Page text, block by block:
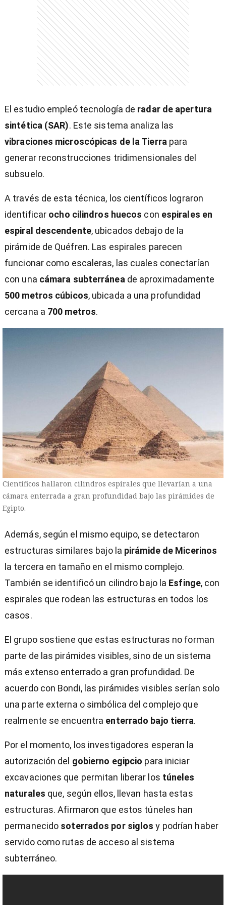
El estudio empleó tecnología de radar de apertura
sintética (SAR). Este sistema analiza las
vibraciones microscópicas de la Tierra para
generar reconstrucciones tridimensionales del
subsuelo.
A través de esta técnica, los científicos lograron
identificar ocho cilindros huecos con espirales en
espiral descendente, ubicados debajo de la
pirámide de Quéfren. Las espirales parecen
funcionar como escaleras, las cuales conectarían
con una cámara subterránea de aproximadamente
500 metros cúbicos, ubicada a una profundidad
cercana a 700 metros.
Científicos hallaron cilindros espirales que llevarían a una
cámara enterrada a gran profundidad bajo las pirámides de
Egipto.
Además, según el mismo equipo, se detectaron
estructuras similares bajo la pirámide de Micerinos
la tercera en tamaño en el mismo complejo.
También se identificó un cilindro bajo la Esfinge, con
espirales que rodean las estructuras en todos los
casos.
El grupo sostiene que estas estructuras no forman
parte de las pirámides visibles, sino de un sistema
más extenso enterrado a gran profundidad. De
acuerdo con Bondi, las pirámides visibles serían solo
una parte externa o simbólica del complejo que
realmente se encuentra enterrado bajo tierra.
Por el momento, los investigadores esperan la
autorización del gobierno egipcio para iniciar
excavaciones que permitan liberar los túneles
naturales que, según ellos, llevan hasta estas
estructuras. Afirmaron que estos túneles han
permanecido soterrados por siglos y podrían haber
servido como rutas de acceso al sistema
subterráneo.